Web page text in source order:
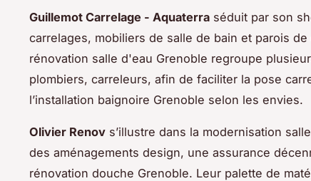
Guillemot Carrelage - Aquaterra séduit par son
carrelages, mobiliers de salle de bain et parois
rénovation salle d'eau Grenoble regroupe
plombiers, carreleurs, afin de faciliter la pose
l’installation baignoire Grenoble selon les envies.
Olivier Renov s’illustre dans la modernisation
des aménagements design, une assurance
rénovation douche Grenoble. Leur palette de